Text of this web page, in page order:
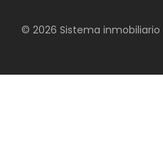
© 2026 Sistema inmobiliario